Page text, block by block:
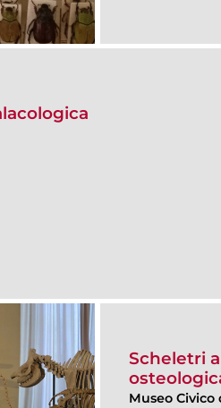
Scheletri
Museo Civico